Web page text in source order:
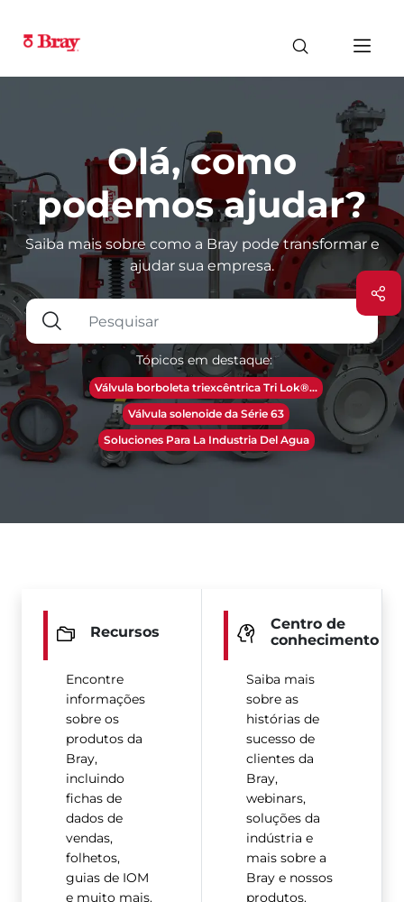
Olá, como
podemos ajudar?
Saiba mais sobre como a Bray pode transformar e
ajudar sua empresa.
Tópicos em destaque:
Válvula borboleta triexcêntrica Tri Lok®...
Válvula solenoide da Série 63
Soluciones Para La Industria Del Agua
Recursos
Encontre
informações
sobre os
produtos da
Bray,
incluindo
fichas de
dados de
vendas,
folhetos,
guias de IOM
e muito mais.
Centro de
conhecimento
Saiba mais
sobre as
histórias de
sucesso de
clientes da
Bray,
webinars,
soluções da
indústria e
mais sobre a
Bray e nossos
produtos.